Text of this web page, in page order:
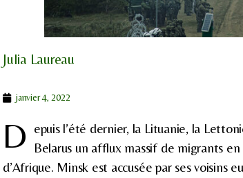
Julia Laureau
janvier 4, 2022
D epuis l’été dernier, la Lituanie, la
Belarus un afflux massif de migrants
d’Afrique. Minsk est accusée par ses voisins